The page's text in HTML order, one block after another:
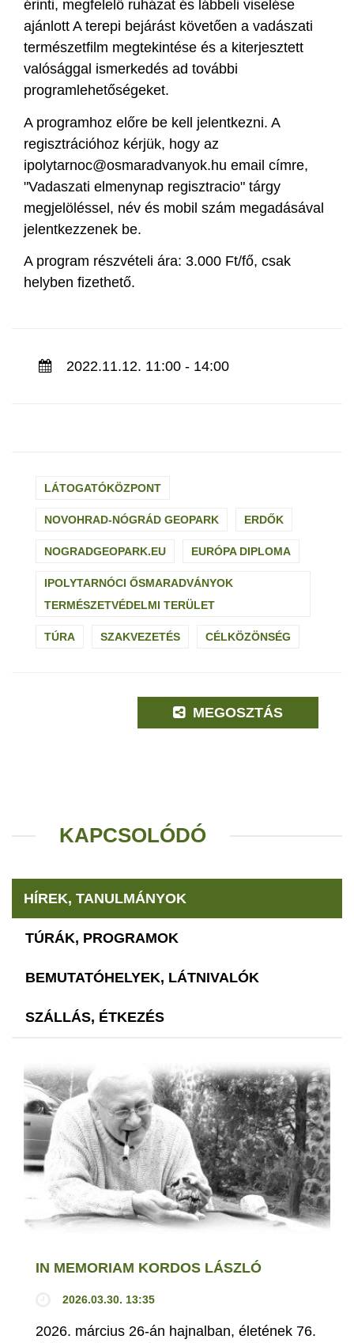
érinti, megfelelő ruházat és lábbeli viselése
ajánlott A terepi bejárást követően a vadászati
természetfilm megtekintése és a kiterjesztett
valósággal ismerkedés ad további
programlehetőségeket.
A programhoz előre be kell jelentkezni. A
regisztrációhoz kérjük, hogy az
ipolytarnoc@osmaradvanyok.hu email címre,
"Vadaszati elmenynap regisztracio" tárgy
megjelöléssel, név és mobil szám megadásával
jelentkezzenek be.
A program részvételi ára: 3.000 Ft/fő, csak
helyben fizethető.
2022.11.12. 11:00 - 14:00
LÁTOGATÓKÖZPONT
NOVOHRAD-NÓGRÁD GEOPARK ERDŐK
NOGRADGEOPARK.EU EURÓPA DIPLOMA
IPOLYTARNÓCI ŐSMARADVÁNYOK
TERMÉSZETVÉDELMI TERÜLET
TÚRA SZAKVEZETÉS CÉLKÖZÖNSÉG
MEGOSZTÁS
KAPCSOLÓDÓ
HÍREK, TANULMÁNYOK
TÚRÁK, PROGRAMOK
BEMUTATÓHELYEK, LÁTNIVALÓK
SZÁLLÁS, ÉTKEZÉS
IN MEMORIAM KORDOS LÁSZLÓ
2026.03.30. 13:35
2026. március 26-án hajnalban, életének 76.